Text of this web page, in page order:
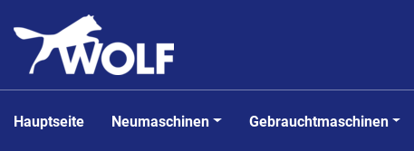
Hauptseite Neumaschinen Gebrauchtmaschinen